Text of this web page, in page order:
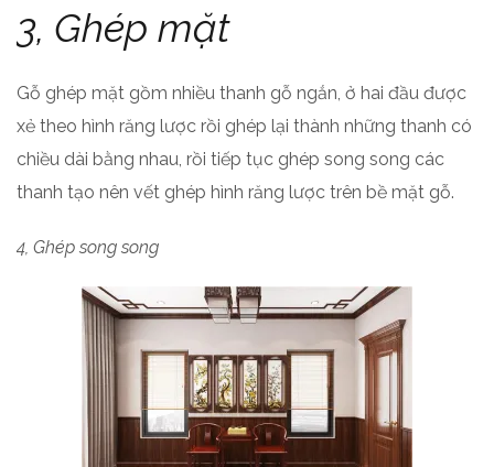
3, Ghép mặt
Gỗ ghép mặt gồm nhiều thanh gỗ ngắn, ở hai đầu được
xẻ theo hình răng lược rồi ghép lại thành những thanh có
chiều dài bằng nhau, rồi tiếp tục ghép song song các
thanh tạo nên vết ghép hình răng lược trên bề mặt gỗ.
4, Ghép song song